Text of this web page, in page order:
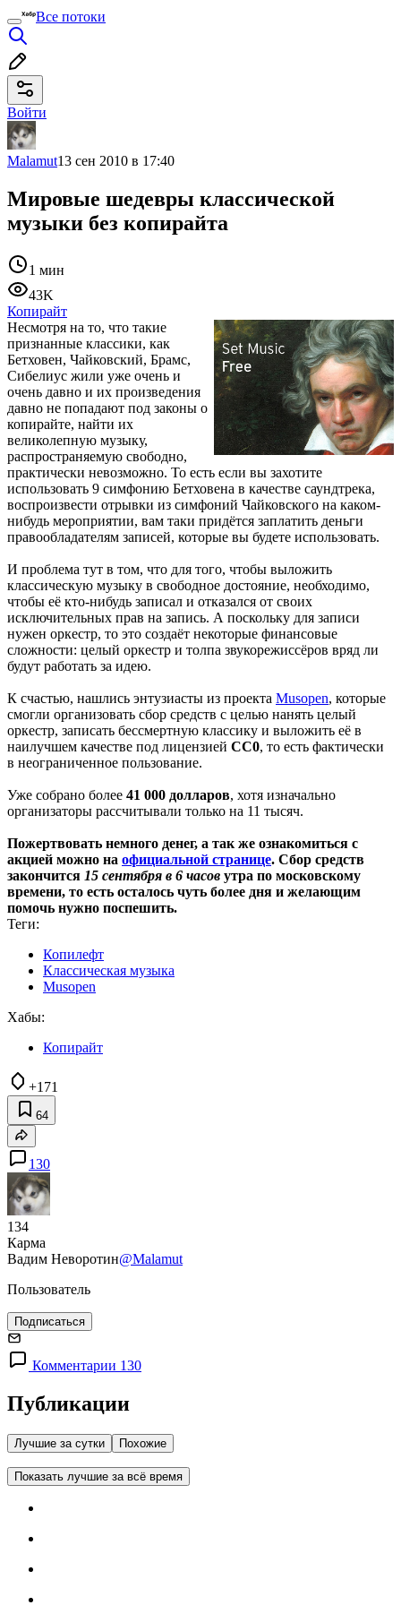
Все потоки
Войти
Malamut13 сен 2010 в 17:40
Мировые шедевры классической
музыки без копирайта
1 мин
43K
Копирайт
Несмотря на то, что такие
признанные классики, как
Бетховен, Чайковский, Брамс,
Сибелиус жили уже очень и
очень давно и их произведения
давно не попадают под законы о
копирайте, найти их
великолепную музыку,
распространяемую свободно,
практически невозможно. То есть если вы захотите
использовать 9 симфонию Бетховена в качестве саундтрека,
воспроизвести отрывки из симфоний Чайковского на каком-
нибудь мероприятии, вам таки придётся заплатить деньги
правообладателям записей, которые вы будете использовать.
И проблема тут в том, что для того, чтобы выложить
классическую музыку в свободное достояние, необходимо,
чтобы её кто-нибудь записал и отказался от своих
исключительных прав на запись. А поскольку для записи
нужен оркестр, то это создаёт некоторые финансовые
сложности: целый оркестр и толпа звукорежиссёров вряд ли
будут работать за идею.
К счастью, нашлись энтузиасты из проекта Musopen, которые
смогли организовать сбор средств с целью нанять целый
оркестр, записать бессмертную классику и выложить её в
наилучшем качестве под лицензией CC0, то есть фактически
в неограниченное пользование.
Уже собрано более 41 000 долларов, хотя изначально
организаторы рассчитывали только на 11 тысяч.
Пожертвовать немного денег, а так же ознакомиться с
акцией можно на официальной странице. Сбор средств
закончится 15 сентября в 6 часов утра по московскому
времени, то есть осталось чуть более дня и желающим
помочь нужно поспешить.
Теги:
Копилефт
Классическая музыка
Musopen
Хабы:
Копирайт
+171
64
130
134
Карма
Вадим Неворотин@Malamut
Пользователь
Подписаться
Комментарии 130
Публикации
Лучшие за сутки Похожие
Показать лучшие за всё время